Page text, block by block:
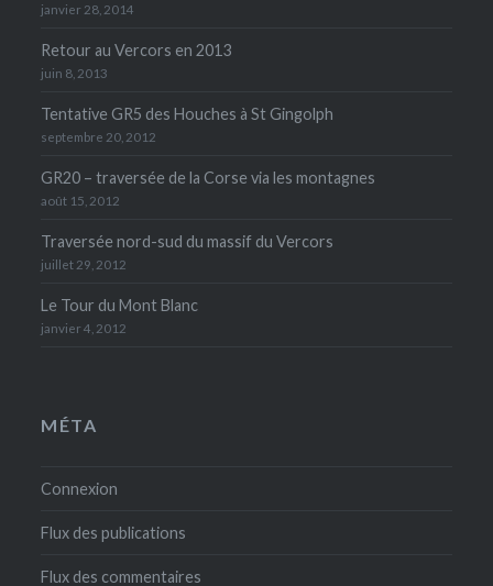
janvier 28, 2014
Retour au Vercors en 2013
juin 8, 2013
Tentative GR5 des Houches à St Gingolph
septembre 20, 2012
GR20 – traversée de la Corse via les montagnes
août 15, 2012
Traversée nord-sud du massif du Vercors
juillet 29, 2012
Le Tour du Mont Blanc
janvier 4, 2012
MÉTA
Connexion
Flux des publications
Flux des commentaires